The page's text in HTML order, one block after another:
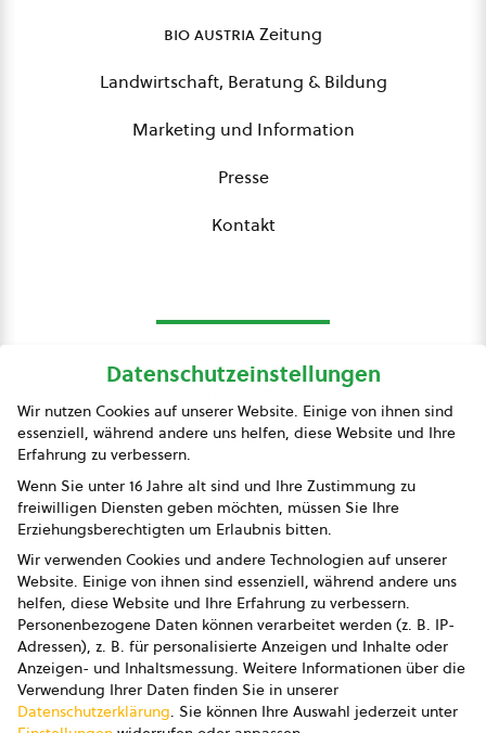
bio austriaZeitung
Landwirtschaft, Beratung & Bildung
Marketing und Information
Presse
Kontakt
Presse
Impressum
Datenschutz
AGB
AGB Marketing GmbH
AGB Bildung
Newsletter
Datenschutzeinstellungen
Wir nutzen Cookies auf unserer Website. Einige von ihnen sind
essenziell, während andere uns helfen, diese Website und Ihre
Erfahrung zu verbessern.
Wenn Sie unter 16 Jahre alt sind und Ihre Zustimmung zu
freiwilligen Diensten geben möchten, müssen Sie Ihre
Erziehungsberechtigten um Erlaubnis bitten.
Wir verwenden Cookies und andere Technologien auf unserer
Website. Einige von ihnen sind essenziell, während andere uns
helfen, diese Website und Ihre Erfahrung zu verbessern.
Personenbezogene Daten können verarbeitet werden (z. B. IP-
Adressen), z. B. für personalisierte Anzeigen und Inhalte oder
Anzeigen- und Inhaltsmessung. Weitere Informationen über die
Verwendung Ihrer Daten finden Sie in unserer
Datenschutzerklärung. Sie können Ihre Auswahl jederzeit unter